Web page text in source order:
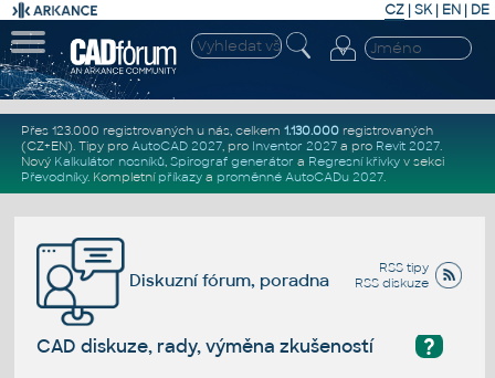
CZ | SK| EN | DE
Přes 123.000 registrovaných u nás, celkem 1.130.000registrovaných
(CZ+EN). Tipy pro AutoCAD 2027, pro Inventor 2027a pro Revit 2027.
Nový Kalkulátor nosníků, Spirograf generátor a Regresní křivkyv sekci
Převodníky. Kompletní příkazya proměnné AutoCADu 2027.
RSS tipy
RSS diskuze
Diskuzní fórum, poradna
?
CAD diskuze, rady, výměna zkušeností